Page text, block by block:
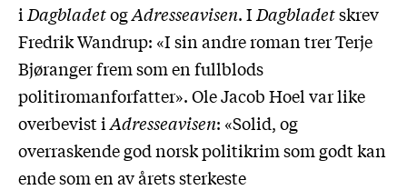
i DagbladetogAdresseavisen. I Dagbladetskrev
Fredrik Wandrup: «I sin andre roman trer Terje
Bjøranger frem som en fullblods
politiromanforfatter». Ole Jacob Hoel var like
overbevist iAdresseavisen: «Solid, og
overraskende god norsk politikrim som godt kan
ende som en av årets sterkeste